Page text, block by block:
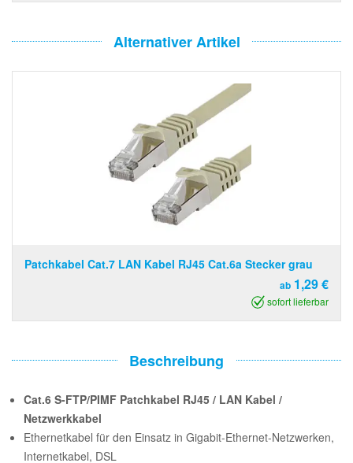
Alternativer Artikel
Patchkabel Cat.7 LAN Kabel RJ45 Cat.6a Stecker grau
ab 1,29 €
sofort lieferbar
Beschreibung
Cat.6 S-FTP/PIMF Patchkabel RJ45 / LAN Kabel /
Netzwerkkabel
Ethernetkabel für den Einsatz in Gigabit-Ethernet-Netzwerken,
Internetkabel, DSL